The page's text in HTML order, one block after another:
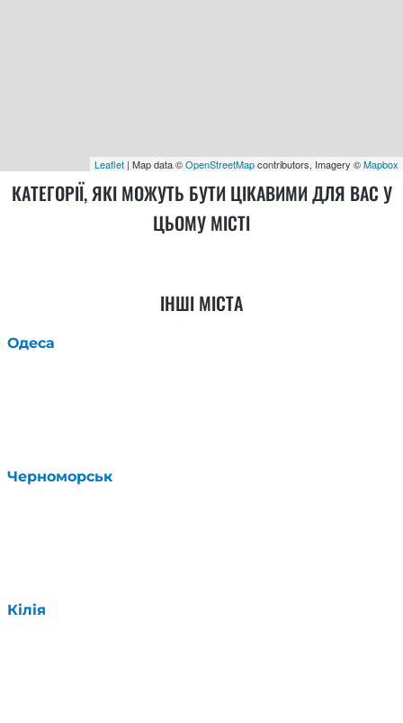
Leaflet | Map data ©OpenStreetMapcontributors, Imagery ©Mapbox
КАТЕГОРІЇ, ЯКІ МОЖУТЬ БУТИ ЦІКАВИМИ ДЛЯ ВАС У
ЦЬОМУ МІСТІ
ІНШІ МІСТА
Одеса
Черноморськ
Кілія